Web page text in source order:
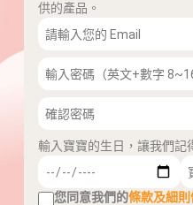
供的產品。
輸入寶寶的生日，讓我們記
您同意我們的條款及細則